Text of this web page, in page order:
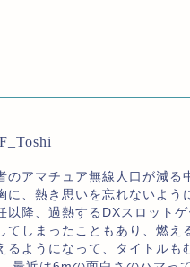
のアマチュア無線人口が減る
に、熱き思いを忘れないよう
以降、過熱するDXスロット
てしまったこともあり、燃え
るようになって、タイトルも